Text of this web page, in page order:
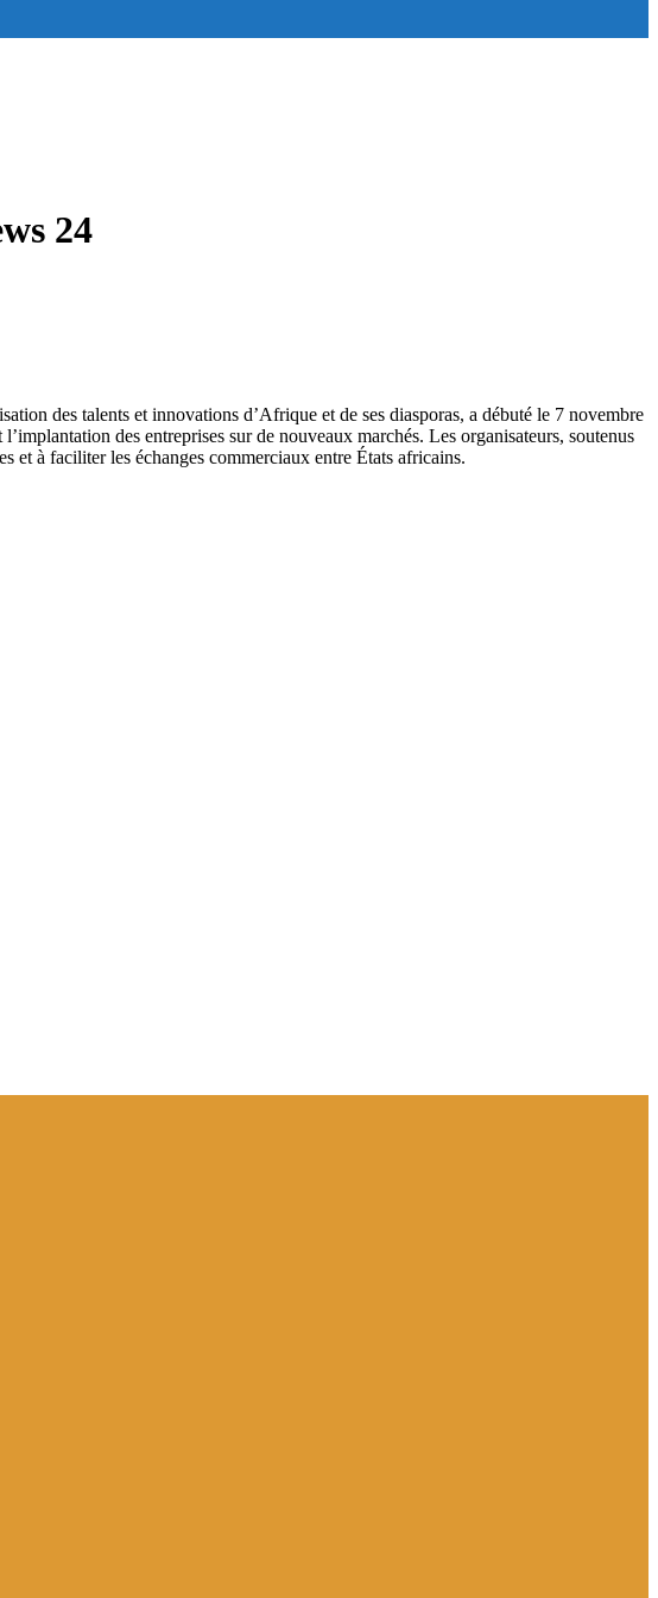
24
des talents et innovations d’Afrique et de ses diasporas, a débuté le 7 novembre
des entreprises sur de nouveaux marchés. Les organisateurs, soutenus
à faciliter les échanges commerciaux entre États africains.